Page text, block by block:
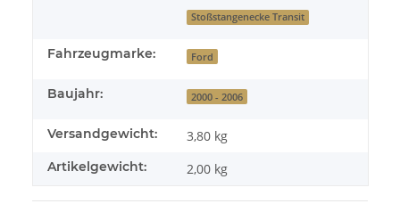
Stoßstangenecke Transit
Fahrzeugmarke: Ford
Baujahr: 2000 - 2006
Versandgewicht: 3,80 kg
Artikelgewicht: 2,00 kg